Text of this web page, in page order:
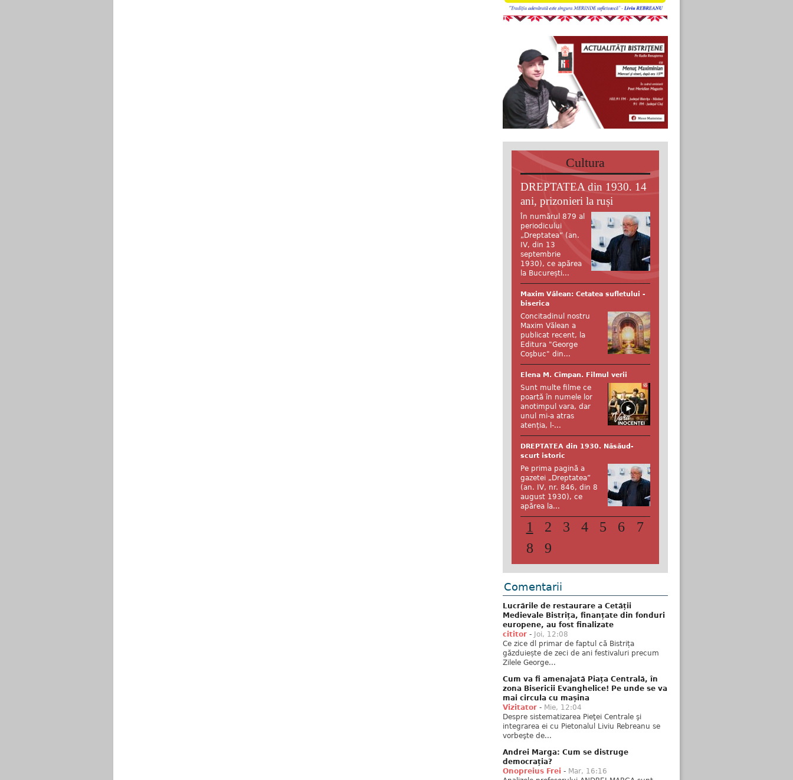
Cultura
DREPTATEA din 1930. 14
ani, prizonieri la ruși
În numărul 879 al
periodicului
„Dreptatea” (an.
IV, din 13
septembrie
1930), ce apărea
la București...
Maxim Vălean: Cetatea sufletului -
biserica
Concitadinul nostru
Maxim Vălean a
publicat recent, la
Editura "George
Coşbuc" din...
Elena M. Cîmpan. Filmul verii
Sunt multe filme ce
poartă în numele lor
anotimpul vara, dar
unul mi-a atras
atenția, l-...
DREPTATEA din 1930. Năsăud-
scurt istoric
Pe prima pagină a
gazetei „Dreptatea”
(an. IV, nr. 846, din 8
august 1930), ce
apărea la...
1 2 3 4 5 6
7
8
9
Comentarii
Lucrările de restaurare a Cetății
Medievale Bistrița, finanțate din fonduri
europene, au fost finalizate
cititor - Joi, 12:08
Ce zice dl primar de faptul că Bistrița
găzduiește de zeci de ani festivaluri precum
Zilele George...
Cum va fi amenajată Piața Centrală, în
zona Bisericii Evanghelice! Pe unde se va
mai circula cu mașina
Vizitator - Mie, 12:04
Despre sistematizarea Pieţei Centrale şi
integrarea ei cu Pietonalul Liviu Rebreanu se
vorbeşte de...
Andrei Marga: Cum se distruge
democrația?
Onopreius Frei - Mar, 16:16